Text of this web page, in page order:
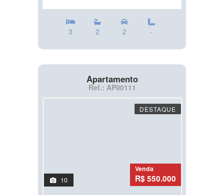
3 2 2 -
Apartamento
Ref.: AP00111
DESTAQUE
10
Venda
R$ 550.000